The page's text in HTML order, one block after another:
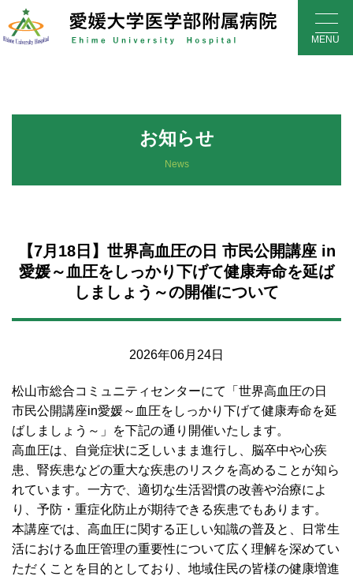
Skip
to
content
MENU
お知らせ
News
【7月18日】世界高血圧の日 市民公開講座 in
愛媛～血圧をしっかり下げて健康寿命を延ば
しましょう～の開催について
2026年06月24日
松山市総合コミュニティセンターにて「世界高血圧の日
市民公開講座in愛媛～血圧をしっかり下げて健康寿命を延
ばしましょう～」を下記の通り開催いたします。
高血圧は、自覚症状に乏しいまま進行し、脳卒中や心疾
患、腎疾患などの重大な疾患のリスクを高めることが知ら
れています。一方で、適切な生活習慣の改善や治療によ
り、予防・重症化防止が期待できる疾患でもあります。
本講座では、高血圧に関する正しい知識の普及と、日常生
活における血圧管理の重要性について広く理解を深めてい
ただくことを目的としており、地域住民の皆様の健康増進